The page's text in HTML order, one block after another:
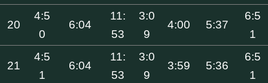
20
4:5
0
6:04
11:
53
3:0
9
4:00 5:37
6:5
1
21
4:5
1
6:04
11:
53
3:0
9
3:59 5:36
6:5
1